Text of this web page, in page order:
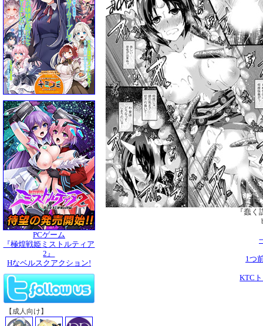
PCゲーム
『極煌戦姫ミストルティア
2』
Hなベルスクアクション!
【成人向け】
『蠢
1つ
KTC